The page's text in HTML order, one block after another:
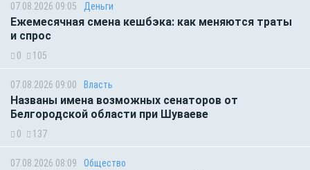
07.08.2026 09:05 Деньги
Ежемесячная смена кешбэка: как меняются траты
и спрос
0 105
07.08.2026 09:00 Власть
Названы имена возможных сенаторов от
Белгородской области при Шуваеве
0 137
07.08.2026 08:09 Общество